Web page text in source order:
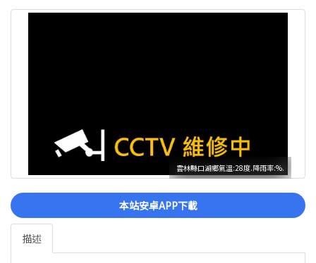
雲林縣口湖鄉氣溫:28度.降雨率:%.
本站安卓APP下載
描述